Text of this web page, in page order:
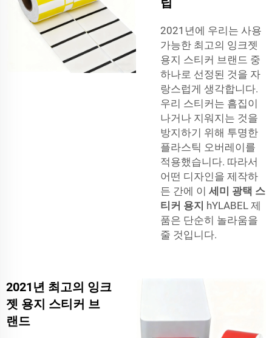
2021년에 우리는 사용
가능한 최고의 잉크젯
용지 스티커 브랜드 중
하나로 선정된 것을 자
랑스럽게 생각합니다.
우리 스티커는 흠집이
나거나 지워지는 것을
방지하기 위해 투명한
플라스틱 오버레이를
적용했습니다. 따라서
어떤 디자인을 제작하
든 간에 이 세미 광택 스
티커 용지 hYLABEL 제
품은 단순히 놀라움을
줄 것입니다.
2021년 최고의 잉크
젯 용지 스티커 브
랜드